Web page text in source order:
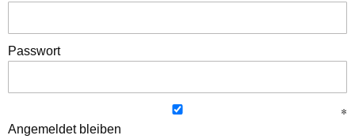
Passwort
Angemeldet bleiben